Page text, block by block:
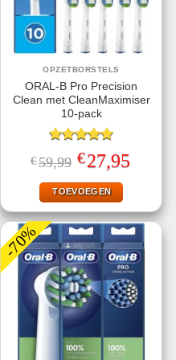
OPZETBORSTELS
ORAL-B Pro Precision
Clean met CleanMaximiser
10-pack
Gewaardeerd
5.00uit 5
€59,99 Oorspronkelijke
prijs
was:
€59,99.
€27,95prijs
TOEVOEGEN
-70%